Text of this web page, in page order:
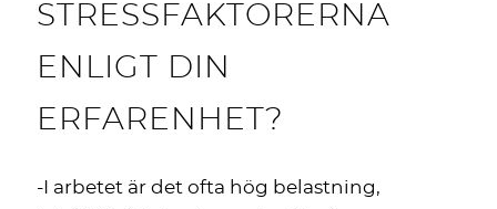
STRESSFAKTORERNA
ENLIGT DIN
ERFARENHET?
-I arbetet är det ofta hög belastning,